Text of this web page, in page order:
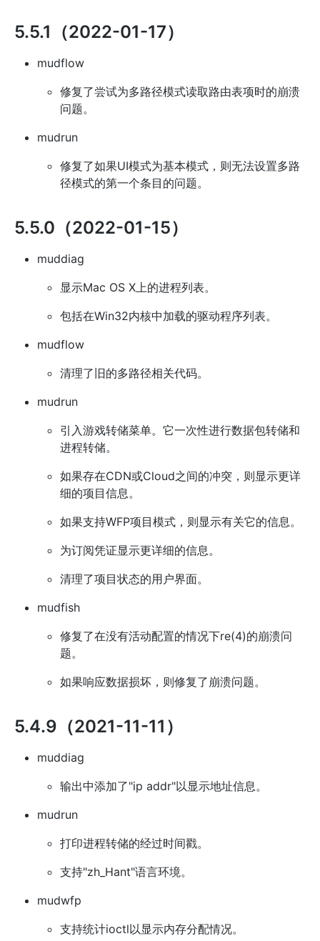
5.5.1（2022-01-17）
mudflow
修复了尝试为多路径模式读取路由表项时的崩溃
问题。
mudrun
修复了如果UI模式为基本模式，则无法设置多路
径模式的第一个条目的问题。
5.5.0（2022-01-15）
muddiag
显示Mac OS X上的进程列表。
包括在Win32内核中加载的驱动程序列表。
mudflow
清理了旧的多路径相关代码。
mudrun
引入游戏转储菜单。它一次性进行数据包转储和
进程转储。
如果存在CDN或Cloud之间的冲突，则显示更详
细的项目信息。
如果支持WFP项目模式，则显示有关它的信息。
为订阅凭证显示更详细的信息。
清理了项目状态的用户界面。
mudfish
修复了在没有活动配置的情况下re(4)的崩溃问
题。
如果响应数据损坏，则修复了崩溃问题。
5.4.9（2021-11-11）
muddiag
输出中添加了"ip addr"以显示地址信息。
mudrun
打印进程转储的经过时间戳。
支持"zh_Hant"语言环境。
mudwfp
支持统计ioctl以显示内存分配情况。